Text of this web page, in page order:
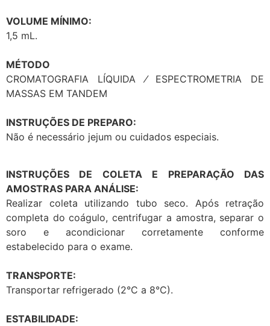
VOLUME MÍNIMO:
1,5 mL.
MÉTODO
CROMATOGRAFIA LÍQUIDA ⁄ ESPECTROMETRIA DE
MASSAS EM TANDEM
INSTRUÇÕES DE PREPARO:
Não é necessário jejum ou cuidados especiais.
INSTRUÇÕES DE COLETA E PREPARAÇÃO DAS
AMOSTRAS PARA ANÁLISE:
Realizar coleta utilizando tubo seco. Após retração
completa do coágulo, centrifugar a amostra, separar o
soro e acondicionar corretamente conforme
estabelecido para o exame.
TRANSPORTE:
Transportar refrigerado (2°C a 8°C).
ESTABILIDADE: